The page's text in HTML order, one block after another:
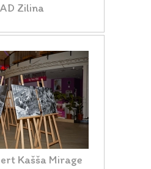
Zilina
Kašša Mirage